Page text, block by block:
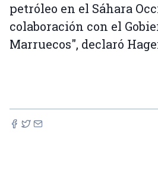
petróleo en el Sáhara
colaboración con el
Marruecos", declaró